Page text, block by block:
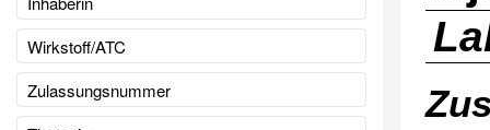
Wirkstoff/ATC
Zulassungsnummer